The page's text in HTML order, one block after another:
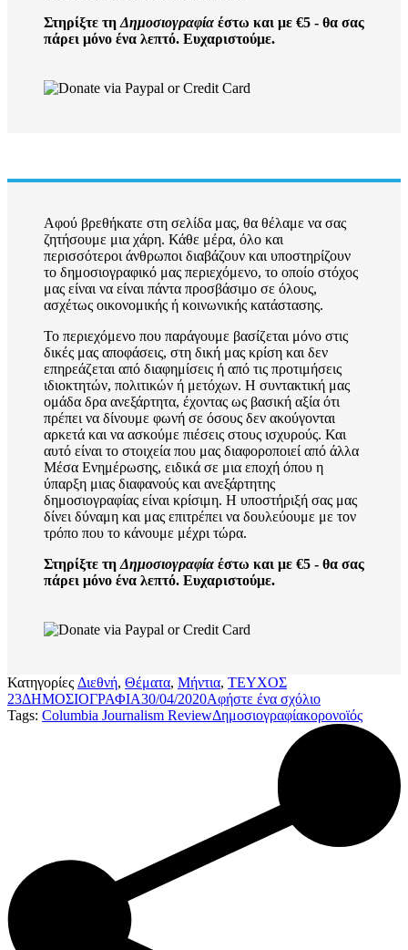
Στηρίξτε τη Δημοσιογραφία έστω και με €5 - θα σας
πάρει μόνο ένα λεπτό. Ευχαριστούμε.
Αφού βρεθήκατε στη σελίδα μας, θα θέλαμε να σας
ζητήσουμε μια χάρη. Κάθε μέρα, όλο και
περισσότεροι άνθρωποι διαβάζουν και υποστηρίζουν
το δημοσιογραφικό μας περιεχόμενο, το οποίο στόχος
μας είναι να είναι πάντα προσβάσιμο σε όλους,
ασχέτως οικονομικής ή κοινωνικής κατάστασης.
Το περιεχόμενο που παράγουμε βασίζεται μόνο στις
δικές μας αποφάσεις, στη δική μας κρίση και δεν
επηρεάζεται από διαφημίσεις ή από τις προτιμήσεις
ιδιοκτητών, πολιτικών ή μετόχων. Η συντακτική μας
ομάδα δρα ανεξάρτητα, έχοντας ως βασική αξία ότι
πρέπει να δίνουμε φωνή σε όσους δεν ακούγονται
αρκετά και να ασκούμε πιέσεις στους ισχυρούς. Και
αυτό είναι το στοιχεία που μας διαφοροποιεί από άλλα
Μέσα Ενημέρωσης, ειδικά σε μια εποχή όπου η
ύπαρξη μιας διαφανούς και ανεξάρτητης
δημοσιογραφίας είναι κρίσιμη. Η υποστήριξή σας μας
δίνει δύναμη και μας επιτρέπει να δουλεύουμε με τον
τρόπο που το κάνουμε μέχρι τώρα.
Στηρίξτε τη Δημοσιογραφία έστω και με €5 - θα σας
πάρει μόνο ένα λεπτό. Ευχαριστούμε.
Κατηγορίες Διεθνή, Θέματα, Μήντια, ΤΕΥΧΟΣ
23ΔΗΜΟΣΙΟΓΡΑΦΙΑ30/04/2020Αφήστε ένα σχόλιο
Tags: Columbia Journalism ReviewΔημοσιογραφίακορονοϊός